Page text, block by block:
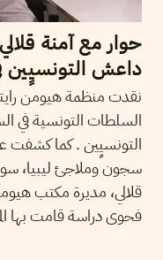
حوار مع آمنة
داعش التونسيٍين
نقدت منظمة هيومن
السلطات التونسية في
سجون وملاجئ ليبيا،
قلالي، مديرة مكتب
فحوى دراسة قامت بها